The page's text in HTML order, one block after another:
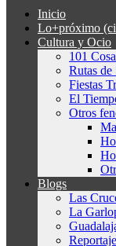
Inicio
Lo+próximo
Cultura y Ocio
101
Rutas de
Fiestas
El
Otros
Blogs
Las
La